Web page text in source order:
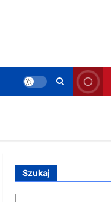
Szukaj